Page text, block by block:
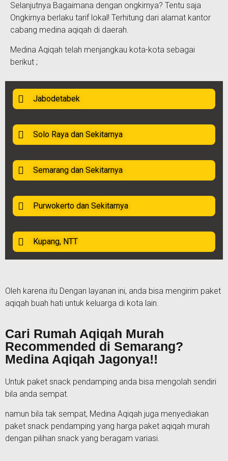
Selanjutnya Bagaimana dengan ongkirnya? Tentu saja
Ongkirnya berlaku tarif lokal! Terhitung dari alamat kantor
cabang medina aqiqah di daerah.
Medina Aqiqah telah menjangkau kota-kota sebagai
berikut ;
Jabodetabek
Solo Raya dan Sekitarnya
Semarang dan Sekitarnya
Purwokerto dan Sekitarnya
Kupang, NTT
Oleh karena itu Dengan layanan ini, anda bisa mengirim paket
aqiqah buah hati untuk keluarga di kota lain.
Cari Rumah Aqiqah Murah
Recommended di Semarang?
Medina Aqiqah Jagonya!!
Untuk paket snack pendamping anda bisa mengolah sendiri
bila anda sempat.
namun bila tak sempat, Medina Aqiqah juga menyediakan
paket snack pendamping yang harga paket aqiqah murah
dengan pilihan snack yang beragam variasi.